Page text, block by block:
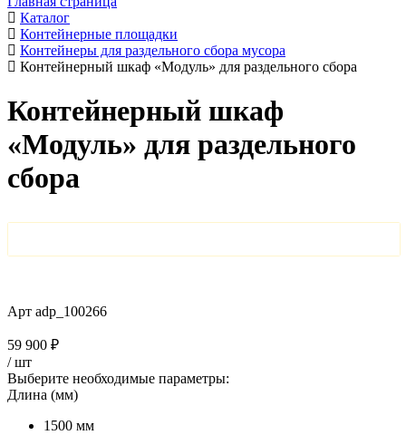
Каталог
Контейнерные площадки
Контейнеры для раздельного сбора мусора
Контейнерный шкаф «Модуль» для раздельного сбора
Контейнерный шкаф
«Модуль» для раздельного
сбора
Арт adp_100266
59 900 ₽
/шт
Выберите необходимые параметры:
Длина (мм)
1500 мм